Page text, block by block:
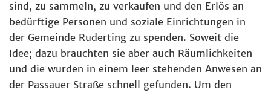
sind, zu sammeln, zu verkaufen und den Erlös an
bedürftige Personen und soziale Einrichtungen in
der Gemeinde Ruderting zu spenden. Soweit die
Idee; dazu brauchten sie aber auch Räumlichkeiten
und die wurden in einem leer stehenden Anwesen an
der Passauer Straße schnell gefunden. Um den